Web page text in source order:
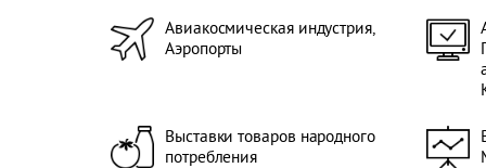
Авиакосмическая индустрия,
Аэропорты
Выставки товаров народного
потребления